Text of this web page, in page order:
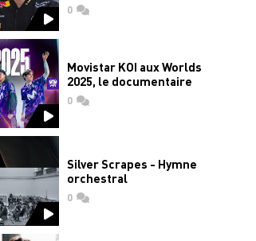
0commentaires
Movistar KOI aux Worlds
2025, le documentaire
0commentaires
Silver Scrapes - Hymne
orchestral
0commentaires